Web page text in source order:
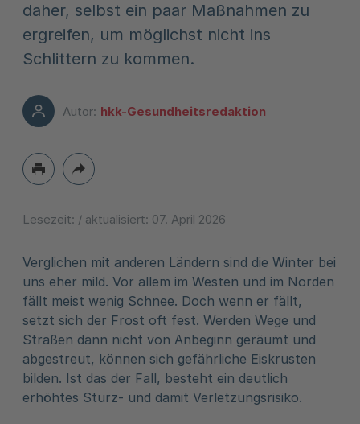
daher, selbst ein paar Maßnahmen zu
ergreifen, um möglichst nicht ins
Schlittern zu kommen.
Autor: hkk-Gesundheitsredaktion
Lesezeit: / aktualisiert: 07. April 2026
Verglichen mit anderen Ländern sind die Winter bei
uns eher mild. Vor allem im Westen und im Norden
fällt meist wenig Schnee. Doch wenn er fällt,
setzt sich der Frost oft fest. Werden Wege und
Straßen dann nicht von Anbeginn geräumt und
abgestreut, können sich gefährliche Eiskrusten
bilden. Ist das der Fall, besteht ein deutlich
erhöhtes Sturz- und damit Verletzungsrisiko.